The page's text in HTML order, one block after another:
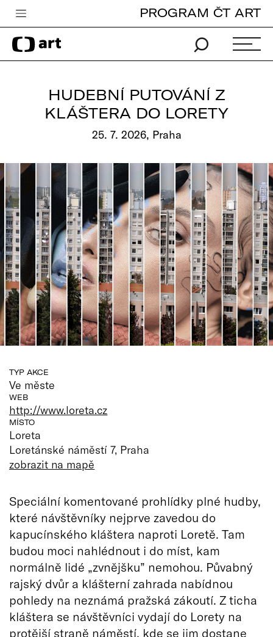
Česká televize
Zpravodajství
iVysílání
Vše o ČT
PROGRAM ČT ART
HUDEBNÍ PUTOVÁNÍ Z
KLÁŠTERA DO LORETY
25. 7. 2026, Praha
TYP AKCE
Ve měste
WEB
http://www.loreta.cz
MÍSTO
Loreta
Loretánské náměstí 7, Praha
zobrazit na mapě
Speciální komentované prohlídky plné hudby,
které návštěvníky nejprve zavedou do
kapucínského kláštera naproti Loretě. Tam
budou moci nahlédnout i do míst, kam
normálně lidé „zvnějšku” nemohou. Půvabný
rajský dvůr a klášterní zahrada nabídnou
pohledy na neznámá pražská zákoutí. Z ticha
kláštera se návštěvníci vydají do Lorety na
protější straně náměstí, kde se jim dostane